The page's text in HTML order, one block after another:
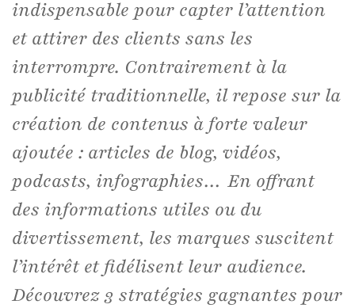
indispensable pour capter l’attention
et attirer des clients sans les
interrompre. Contrairement à la
publicité traditionnelle, il repose sur la
création de contenus à forte valeur
ajoutée : articles de blog, vidéos,
podcasts, infographies… En offrant
des informations utiles ou du
divertissement, les marques suscitent
l’intérêt et fidélisent leur audience.
Découvrez 3 stratégies gagnantes pour